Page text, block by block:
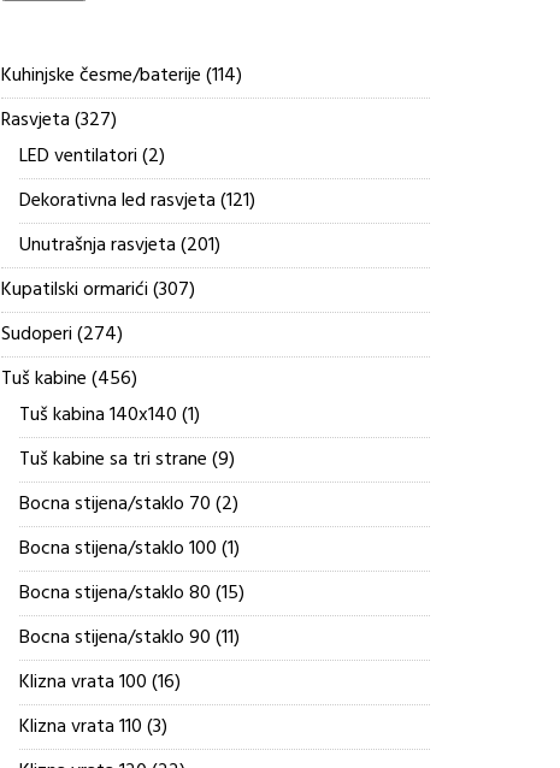
Kuhinjske česme/baterije 114114
proizvoda
Rasvjeta 327327
proizvoda
LED ventilatori 22
proizvoda
Dekorativna led rasvjeta 121121
proizvod
Unutrašnja rasvjeta 201201
proizvod
Kupatilski ormarići 307307
proizvoda
Sudoperi 274274
proizvoda
Tuš kabine 456456
proizvoda
Tuš kabina 140x140 11
proizvod
Tuš kabine sa tri strane 99
proizvoda
Bocna stijena/staklo 70 22
proizvoda
Bocna stijena/staklo 100 11
proizvod
Bocna stijena/staklo 80 1515
proizvoda
Bocna stijena/staklo 90 1111
proizvoda
Klizna vrata 100 1616
proizvoda
Klizna vrata 110 33
proizvoda